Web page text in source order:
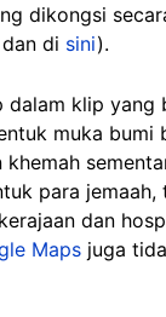
dikongsi
dan di sini).
dalam klip
muka bumi
para jemaah,
dan
Maps juga